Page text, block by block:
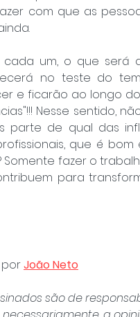
com que as
um, o que será
no teste do
e ficarão ao longo
Nesse sentido,
parte de qual das
que é
fazer o
para
João Neto
são de